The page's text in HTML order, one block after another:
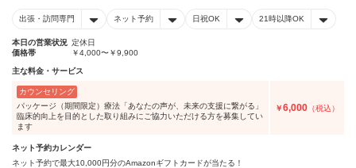
出張・訪問専門 ネット予約 日祝OK 21時以降OK
本日の営業状況 定休日
価格帯
￥4,000〜￥9,900
主な料金・サービス
カウンセリング
パッケージ（期間限定）療法「あなたの声が、未来の支援に繋がる」
臨床的向上を目的とした取り組みにご協力いただける方を募集してい
ます
￥6,000 （税込）
ネット予約カレンダー
ネット予約で最大10,000円分のAmazonギフトカードが当たる！